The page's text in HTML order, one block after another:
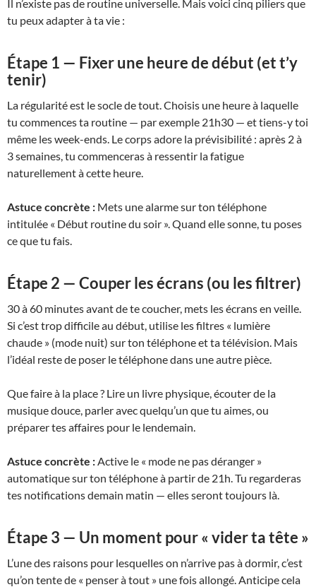
Il n’existe pas de routine universelle. Mais voici cinq piliers que
tu peux adapter à ta vie :
Étape 1 — Fixer une heure de début (et t’y
tenir)
La régularité est le socle de tout. Choisis une heure à laquelle
tu commences ta routine — par exemple 21h30 — et tiens-y toi
même les week-ends. Le corps adore la prévisibilité : après 2 à
3 semaines, tu commenceras à ressentir la fatigue
naturellement à cette heure.
Astuce concrète : Mets une alarme sur ton téléphone
intitulée « Début routine du soir ». Quand elle sonne, tu poses
ce que tu fais.
Étape 2 — Couper les écrans (ou les filtrer)
30 à 60 minutes avant de te coucher, mets les écrans en veille.
Si c’est trop difficile au début, utilise les filtres « lumière
chaude » (mode nuit) sur ton téléphone et ta télévision. Mais
l’idéal reste de poser le téléphone dans une autre pièce.
Que faire à la place ? Lire un livre physique, écouter de la
musique douce, parler avec quelqu’un que tu aimes, ou
préparer tes affaires pour le lendemain.
Astuce concrète :Active le « mode ne pas déranger »
automatique sur ton téléphone à partir de 21h. Tu regarderas
tes notifications demain matin — elles seront toujours là.
Étape 3 — Un moment pour « vider ta tête »
L’une des raisons pour lesquelles on n’arrive pas à dormir, c’est
qu’on tente de « penser à tout » une fois allongé. Anticipe cela